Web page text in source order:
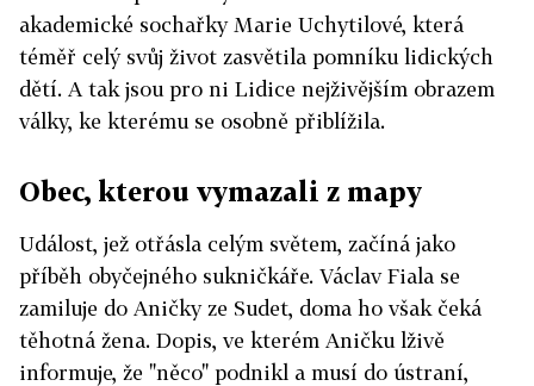
akademické sochařky Marie Uchytilové, která
téměř celý svůj život zasvětila pomníku lidických
dětí. A tak jsou pro ni Lidice nejživějším obrazem
války, ke kterému se osobně přiblížila.
Obec, kterou vymazali z mapy
Událost, jež otřásla celým světem, začíná jako
příběh obyčejného sukničkáře. Václav Fiala se
zamiluje do Aničky ze Sudet, doma ho však čeká
těhotná žena. Dopis, ve kterém Aničku lživě
informuje, že "něco" podnikl a musí do ústraní,